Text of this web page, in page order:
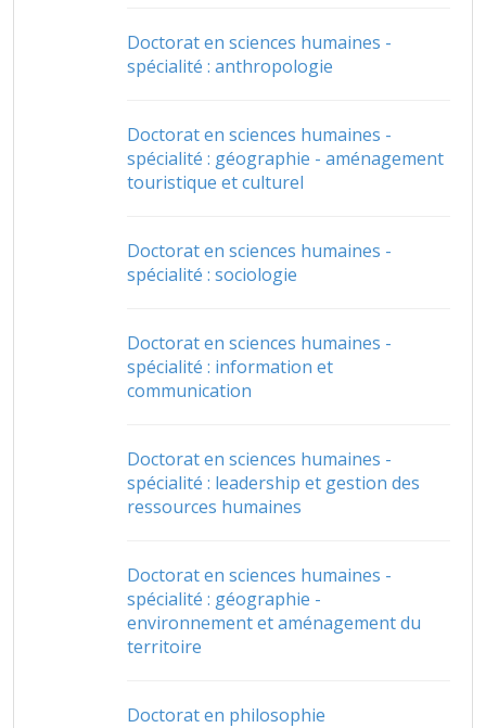
Doctorat en sciences humaines -
spécialité : anthropologie
Doctorat en sciences humaines -
spécialité : géographie - aménagement
touristique et culturel
Doctorat en sciences humaines -
spécialité : sociologie
Doctorat en sciences humaines -
spécialité : information et
communication
Doctorat en sciences humaines -
spécialité : leadership et gestion des
ressources humaines
Doctorat en sciences humaines -
spécialité : géographie -
environnement et aménagement du
territoire
Doctorat en philosophie